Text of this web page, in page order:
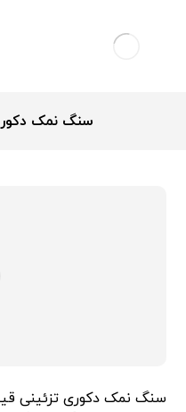
سنگ نمک
سنگ نمک دکوری تزئینی